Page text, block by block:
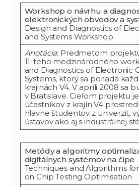
Workshop o návrhu a
elektronických obvodov a
Design and Diagnostics of
and Systems Workshop
Anotácia: Predmetom
11-teho medzinárodného
and Diagnostics of Electronic
Systems, ktorý sa poriada
krajinách V4. V apríli 2008 sa
v Bratislave. Cieľom projektu
účastníkov z krajín V4
hlavne študentov z univerzit,
ústavov ako aj s industrálnej
Metódy a algoritmy
digitálnych systémov na čipe
Techniques and Algorithms
on Chip Testing Optimisation